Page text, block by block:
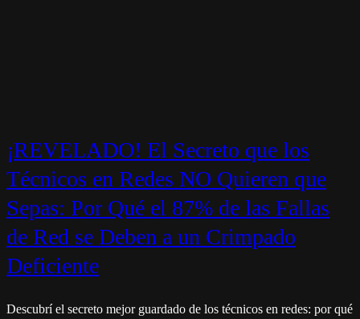
¡REVELADO! El Secreto que los
Técnicos en Redes NO Quieren que
Sepas: Por Qué el 87% de las Fallas
de Red se Deben a un Crimpado
Deficiente
Descubrí el secreto mejor guardado de los técnicos en redes: por qué